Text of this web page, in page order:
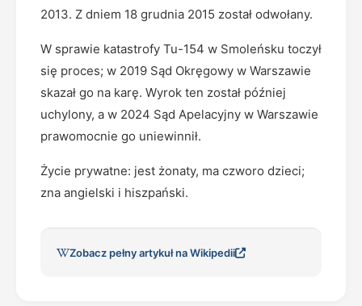
2013. Z dniem 18 grudnia 2015 został odwołany.
W sprawie katastrofy Tu-154 w Smoleńsku toczył
się proces; w 2019 Sąd Okręgowy w Warszawie
skazał go na karę. Wyrok ten został później
uchylony, a w 2024 Sąd Apelacyjny w Warszawie
prawomocnie go uniewinnił.
Życie prywatne: jest żonaty, ma czworo dzieci;
zna angielski i hiszpański.
Zobacz pełny artykuł na Wikipedii